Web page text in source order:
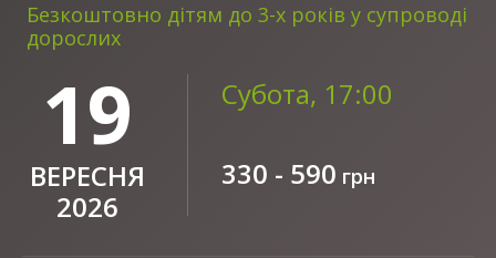
Безкоштовно дітям до 3-х років у супроводі
дорослих
19
ВЕРЕСНЯ
2026
Субота, 17:00
330 - 590 грн